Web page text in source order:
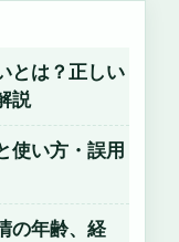
とは？正しい
説
使い方・誤用
の年齢、経